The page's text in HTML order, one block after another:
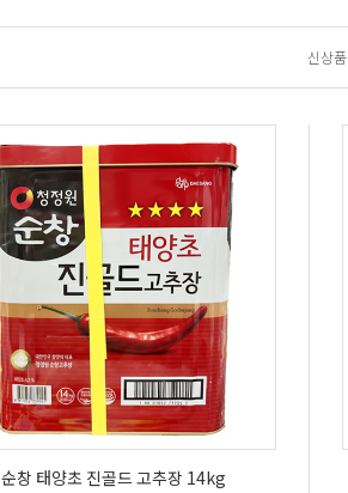
신상품
순창 태양초 진골드 고추장 14kg